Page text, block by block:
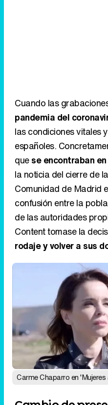
Cuando las
pandemia del
las condiciones vitales
españoles.
quese encontraban
la noticia del cierre de
Comunidad de Madrid
confusión entre la
de las autoridades
Content tomase la
rodaje y volver a sus
Carme Chaparro en